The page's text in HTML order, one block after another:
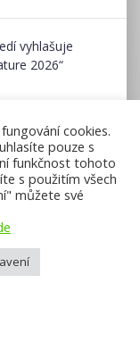
vyhlašuje
2026“
obdobím v
cookies.
pouze s
funkčnost tohoto
s použitím všech
můžete své